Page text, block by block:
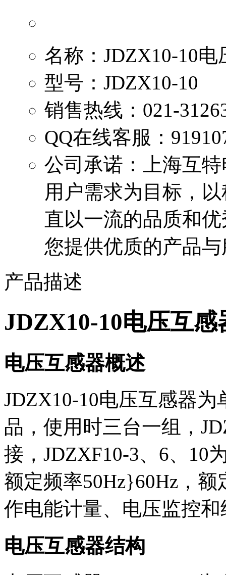
名称： JDZX10-10电
型号： JDZX10-10
销售热线： 021-
QQ在线客服：
公司承诺：
上海互
用户需求为目标，
直以一流的品质和
您提供优质的产品
产品描述
JDZX10-10电压互感
电压互感器概述
JDZX10-10电压互感器
品，使用时三台一组，
接，JDZXF10-3、6、10
额定频率50Hz}60Hz，
作电能计量、电压监控
电压互感器结构